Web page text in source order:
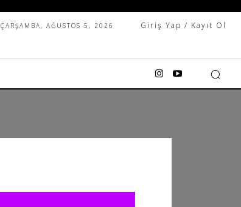
ÇARŞAMBA, AĞUSTOS 5, 2026 Giriş Yap / Kayıt Ol